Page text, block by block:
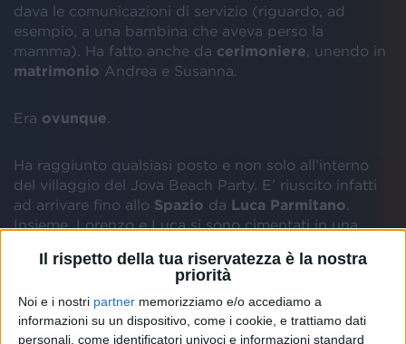
Il rispetto della tua riservatezza è la nostra
priorità
Noi e i nostri partner memorizziamo e/o accediamo a
informazioni su un dispositivo, come i cookie, e trattiamo dati
personali, come identificatori univoci e informazioni standard
dava le comunicazioni di servizio (riguardo, ad
esempio, a una bambina che aveva perso la
mamma). Ha fatto anche da cerimoniere , unendo in
matrimonio Andrea e Susanna.
Era ovunque
Ha raggiunto qualsiasi posto e non solo all’interno
del villaggio del Jova Beach Party. E’ riuscito infatti
ad arrivare fino allo Spazio da Luca Parmitano
Insieme, Lorenzo e Luca si sono cimentati in una
m’annoio.
Unacrescendodiemozioniche è stato, tra l’altro,